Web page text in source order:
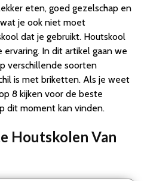
eten, goed gezelschap en
je ook niet moet
dat je gebruikt. Houtskool
In dit artikel gaan we
verschillende soorten
is met briketten. Als je weet
8 kijken voor de beste
dit moment kan vinden.
Houtskolen Van